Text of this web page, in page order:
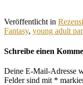
Veröffentlicht in
Fantasy, young adult
Schreibe einen
Deine E-Mail-Adresse
Felder sind mit *